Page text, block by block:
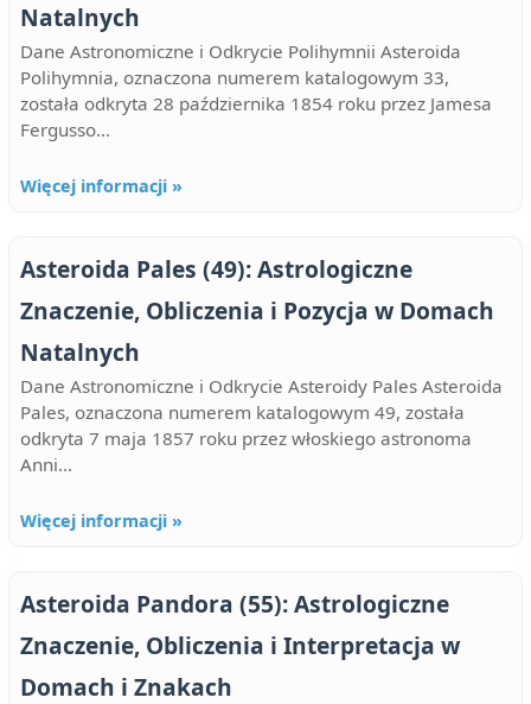
Natalnych
Dane Astronomiczne i Odkrycie Polihymnii Asteroida
Polihymnia, oznaczona numerem katalogowym 33,
została odkryta 28 października 1854 roku przez Jamesa
Fergusso...
Więcej informacji »
Asteroida Pales (49): Astrologiczne
Znaczenie, Obliczenia i Pozycja w Domach
Natalnych
Dane Astronomiczne i Odkrycie Asteroidy Pales Asteroida
Pales, oznaczona numerem katalogowym 49, została
odkryta 7 maja 1857 roku przez włoskiego astronoma
Anni...
Więcej informacji »
Asteroida Pandora (55): Astrologiczne
Znaczenie, Obliczenia i Interpretacja w
Domach i Znakach